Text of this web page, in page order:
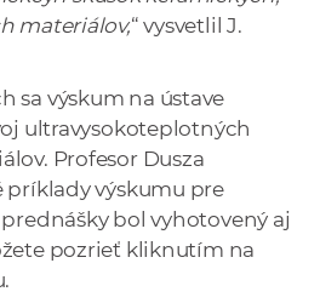
materiálov,“ vysvetlil J.
sa výskum na ústave
ultravysokoteplotných
Profesor Dusza
príklady výskumu pre
bol vyhotovený aj
pozrieť kliknutím na